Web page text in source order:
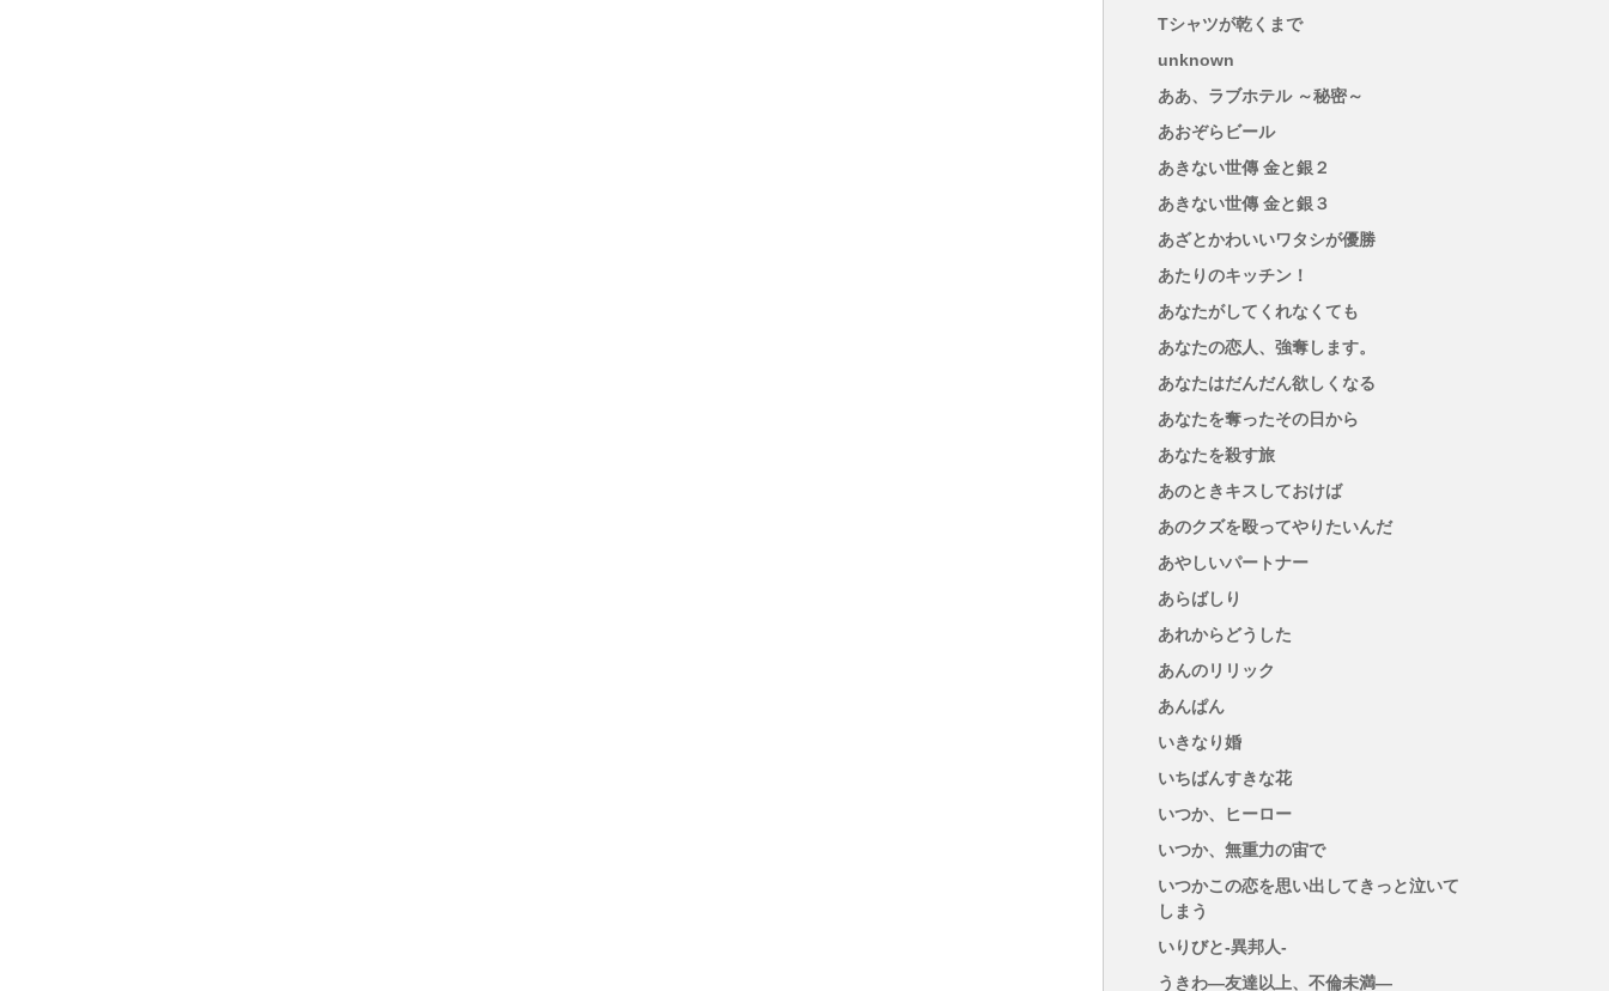
Tシャツが乾くまで
unknown
ああ、ラブホテル ～秘密～
あおぞらビール
あきない世傳 金と銀２
あきない世傳 金と銀３
あざとかわいいワタシが優勝
あたりのキッチン！
あなたがしてくれなくても
あなたの恋人、強奪します。
あなたはだんだん欲しくなる
あなたを奪ったその日から
あなたを殺す旅
あのときキスしておけば
あのクズを殴ってやりたいんだ
あやしいパートナー
あらばしり
あれからどうした
あんのリリック
あんぱん
いきなり婚
いちばんすきな花
いつか、ヒーロー
いつか、無重力の宙で
いつかこの恋を思い出してきっと泣いて
しまう
いりびと-異邦人-
うきわ―友達以上、不倫未満―